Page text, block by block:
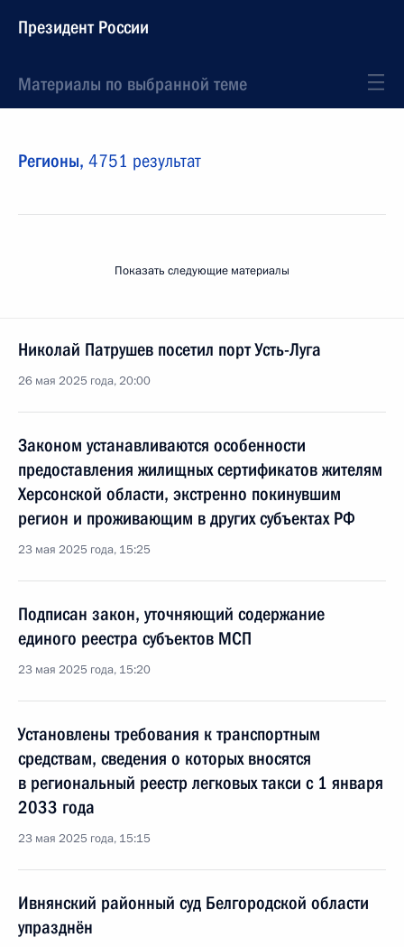
Президент России
Материалы по выбранной теме
Регионы, 4751 результат
Показать следующие материалы
Николай Патрушев посетил порт Усть-Луга
26 мая 2025 года, 20:00
Законом устанавливаются особенности
предоставления жилищных сертификатов жителям
Херсонской области, экстренно покинувшим
регион и проживающим в других субъектах РФ
23 мая 2025 года, 15:25
Подписан закон, уточняющий содержание
единого реестра субъектов МСП
23 мая 2025 года, 15:20
Установлены требования к транспортным
средствам, сведения о которых вносятся
в региональный реестр легковых такси с 1 января
2033 года
23 мая 2025 года, 15:15
Ивнянский районный суд Белгородской области
упразднён